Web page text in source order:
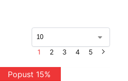
1 2 3 4 5
Popust 15%